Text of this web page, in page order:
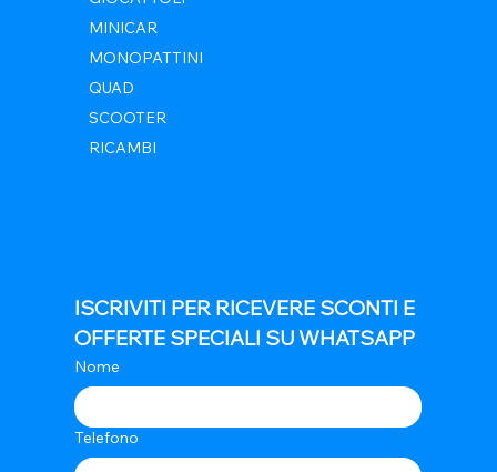
MINICAR
MONOPATTINI
QUAD
SCOOTER
RICAMBI
ISCRIVITI PER RICEVERE SCONTI E
OFFERTE SPECIALI SU WHATSAPP
Nome
Telefono